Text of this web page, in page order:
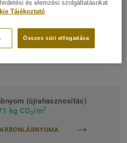
Erős
2,8 mm
(120,9 oz/yd²)
(újrahasznosítás)
kg CO2/m2
és elemzési szolgáltatásokat
Tájékoztató
Összes süti elfogadása